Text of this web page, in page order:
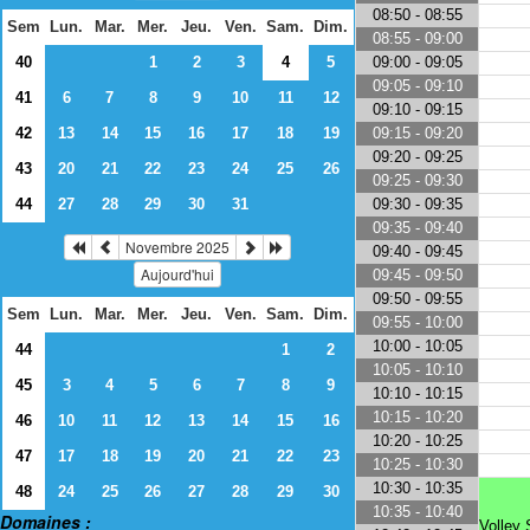
Sem Lun. Mar. Mer. Jeu. Ven. Sam.
Dim.
40
1 2 3 4
5
41
6 7 8 9 10 11
12
42
13 14 15 16 17 18
19
43
20 21 22 23 24 25
26
44
27 28 29 30 31
Novembre 2025
Aujourd'hui
Sem Lun. Mar. Mer. Jeu. Ven. Sam.
Dim.
44
1
2
45
3 4 5 6 7 8
9
46
10 11 12 13 14 15
16
47
17 18 19 20 21 22
23
48
24 25 26 27 28 29 30
Domaines :
08:50 - 08:55
08:55 - 09:00
09:00 - 09:05
09:05 - 09:10
09:10 - 09:15
09:15 - 09:20
09:20 - 09:25
09:25 - 09:30
09:30 - 09:35
09:35 - 09:40
09:40 - 09:45
09:45 - 09:50
09:50 - 09:55
09:55 - 10:00
10:00 - 10:05
10:05 - 10:10
10:10 - 10:15
10:15 - 10:20
10:20 - 10:25
10:25 - 10:30
10:30 - 10:35
Volley
10:35 - 10:40